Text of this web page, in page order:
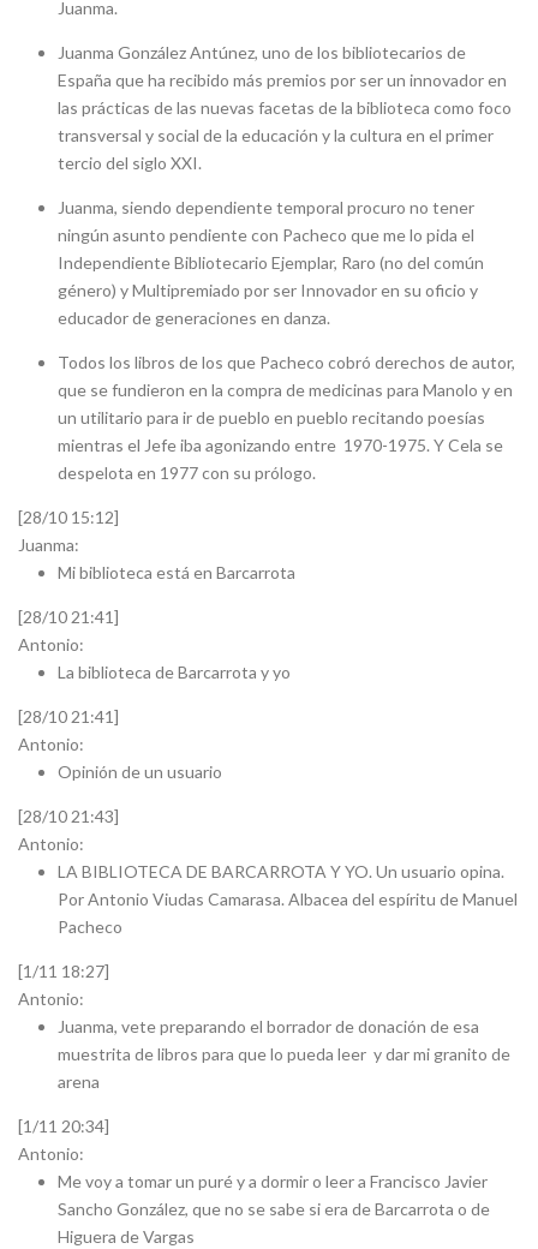
Juanma.
Juanma González Antúnez, uno de los bibliotecarios de
España que ha recibido más premios por ser un innovador en
las prácticas de las nuevas facetas de la biblioteca como foco
transversal y social de la educación y la cultura en el primer
tercio del siglo XXI.
Juanma, siendo dependiente temporal procuro no tener
ningún asunto pendiente con Pacheco que me lo pida el
Independiente Bibliotecario Ejemplar, Raro (no del común
género) y Multipremiado por ser Innovador en su oficio y
educador de generaciones en danza.
Todos los libros de los que Pacheco cobró derechos de autor,
que se fundieron en la compra de medicinas para Manolo y en
un utilitario para ir de pueblo en pueblo recitando poesías
mientras el Jefe iba agonizando entre 1970-1975. Y Cela se
despelota en 1977 con su prólogo.
[28/10 15:12]
Juanma:
Mi biblioteca está en Barcarrota
[28/10 21:41]
Antonio:
La biblioteca de Barcarrota y yo
[28/10 21:41]
Antonio:
Opinión de un usuario
[28/10 21:43]
Antonio:
LA BIBLIOTECA DE BARCARROTA Y YO. Un usuario opina.
Por Antonio Viudas Camarasa. Albacea del espíritu de Manuel
Pacheco
[1/11 18:27]
Antonio:
Juanma, vete preparando el borrador de donación de esa
muestrita de libros para que lo pueda leer y dar mi granito de
arena
[1/11 20:34]
Antonio:
Me voy a tomar un puré y a dormir o leer a Francisco Javier
Sancho González, que no se sabe si era de Barcarrota o de
Higuera de Vargas